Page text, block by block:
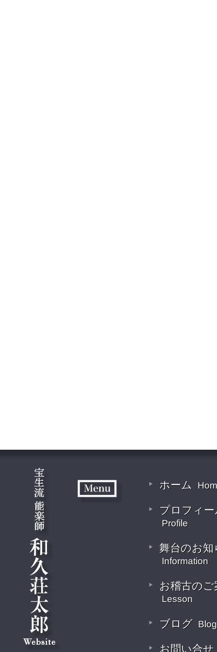
ホーム
プロフィー
Profile
舞台のお知
Information
お稽古のご
Lesson
ブログ Blog
お問い合せ